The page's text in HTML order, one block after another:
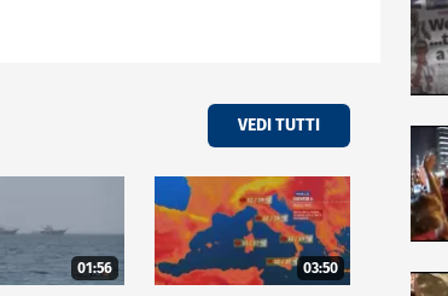
VEDI TUTTI
01:56 03:50